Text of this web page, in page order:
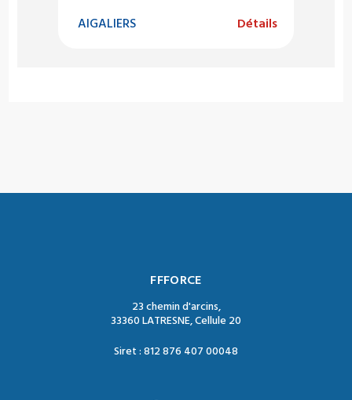
AIGALIERS Détails
FFFORCE
23 chemin d'arcins,
33360 LATRESNE, Cellule 20
Siret : 812 876 407 00048